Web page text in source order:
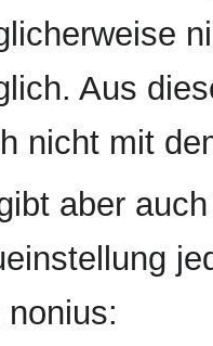
Aus
nicht mit
aber
nonius: